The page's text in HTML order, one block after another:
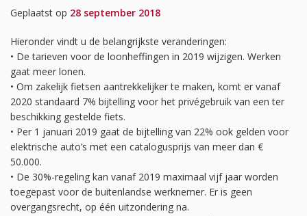
Geplaatst op 28 september 2018
Hieronder vindt u de belangrijkste veranderingen:
• De tarieven voor de loonheffingen in 2019 wijzigen. Werken
gaat meer lonen.
• Om zakelijk fietsen aantrekkelijker te maken, komt er vanaf
2020 standaard 7% bijtelling voor het privégebruik van een ter
beschikking gestelde fiets.
• Per 1 januari 2019 gaat de bijtelling van 22% ook gelden voor
elektrische auto’s met een catalogusprijs van meer dan €
50.000.
• De 30%-regeling kan vanaf 2019 maximaal vijf jaar worden
toegepast voor de buitenlandse werknemer. Er is geen
overgangsrecht, op één uitzondering na.